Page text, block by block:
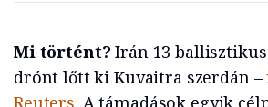
Mi történt? Irán 13
drónt lőtt ki Kuvaitra szerdán –
Reuters. A támadások egyik